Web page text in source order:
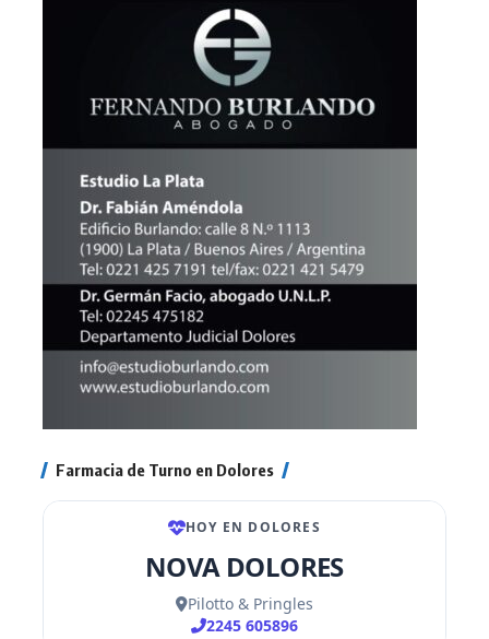
Farmacia de Turno en Dolores